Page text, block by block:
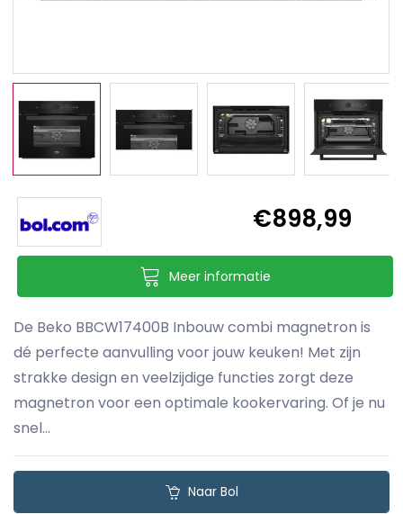
€898,99
Meer informatie
De Beko BBCW17400B Inbouw combi magnetron is
dé perfecte aanvulling voor jouw keuken! Met zijn
strakke design en veelzijdige functies zorgt deze
magnetron voor een optimale kookervaring. Of je nu
snel...
Naar Bol